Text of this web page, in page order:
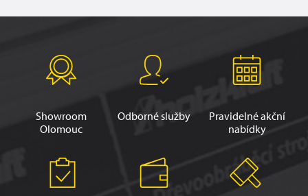
Showroom
Olomouc
Odborné služby
Pravidelné akční
nabídky